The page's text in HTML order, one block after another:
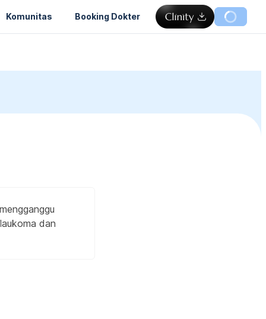
Komunitas Booking Dokter
dan